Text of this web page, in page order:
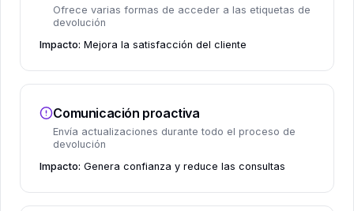
Ofrece varias formas de acceder a las etiquetas de
devolución
Impacto: Mejora la satisfacción del cliente
Comunicación proactiva
Envía actualizaciones durante todo el proceso de
devolución
Impacto: Genera confianza y reduce las consultas